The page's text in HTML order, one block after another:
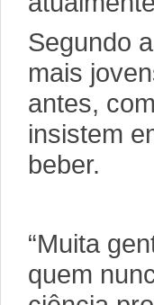
Segundo
mais
antes,
insistem
beber.
“Muita
quem